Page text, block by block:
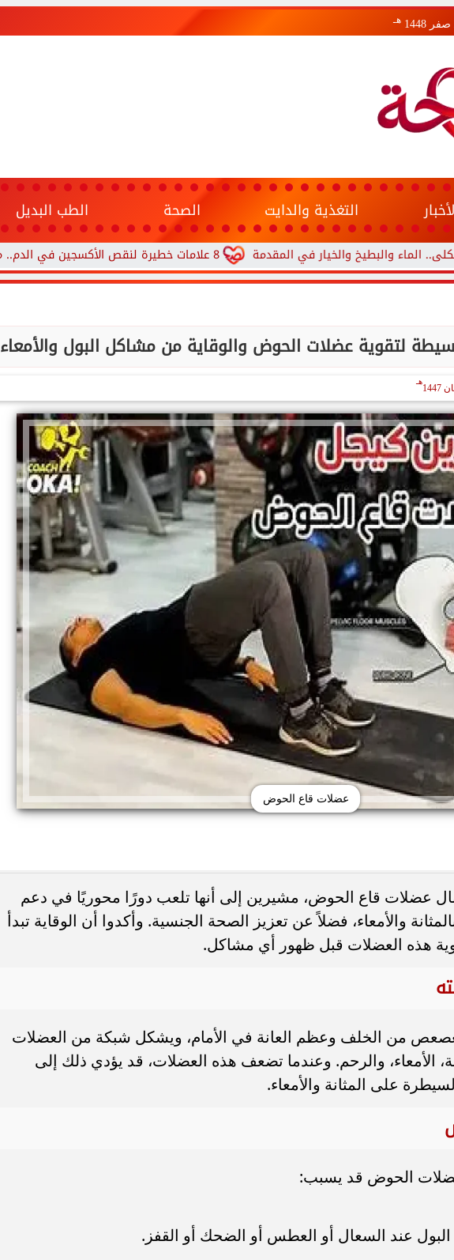
هـ
التغذية والدايت الصحة الطب البديل
8 علامات خطيرة لنقص الأكسجين في الدم.. متى يجب الذهاب إلى المستشفى؟ والبطيخ والخيار في المقدمة
لتقوية عضلات الحوض والوقاية من مشاكل البول والأمعاء
هـ
عضلات قاع الحوض
عضلات قاع الحوض، مشيرين إلى أنها تلعب دورًا محوريًا في دعم
والأمعاء، فضلاً عن تعزيز الصحة الجنسية. وأكدوا أن الوقاية تبدأ
هذه العضلات قبل ظهور أي مشاكل.
من الخلف وعظم العانة في الأمام، ويشكل شبكة من العضلات
الأمعاء، والرحم. وعندما تضعف هذه العضلات، قد يؤدي ذلك إلى
على المثانة والأمعاء.
الحوض قد يسبب:
عند السعال أو العطس أو الضحك أو القفز.
أطعمة صيفية تحافظ على صحة الكلى.. الماء